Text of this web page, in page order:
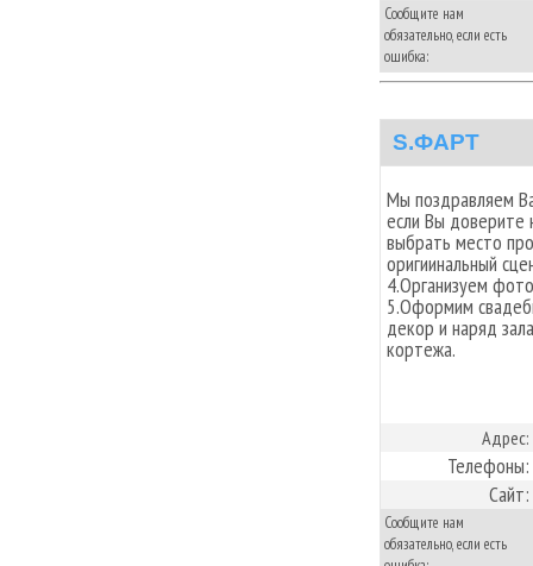
Сообщите нам
обязательно, если есть
ошибка:
S.ФАРТ
Мы поздравляем
если Вы доверите
выбрать место
оригиинальный
4.Организуем
5.Оформим
декор и наряд
кортежа.
Адрес:
Телефоны:
Сайт:
Сообщите нам
обязательно, если есть